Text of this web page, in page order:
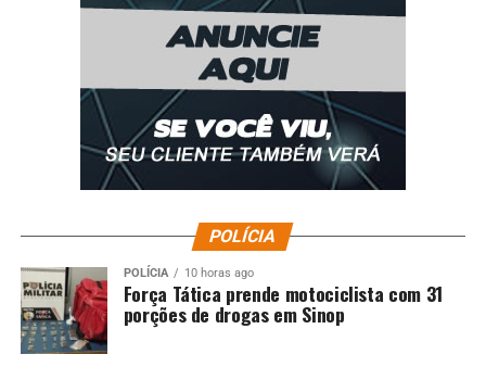
POLÍCIA
POLÍCIA 10 horas ago
Força Tática prende motociclista com 31
porções de drogas em Sinop